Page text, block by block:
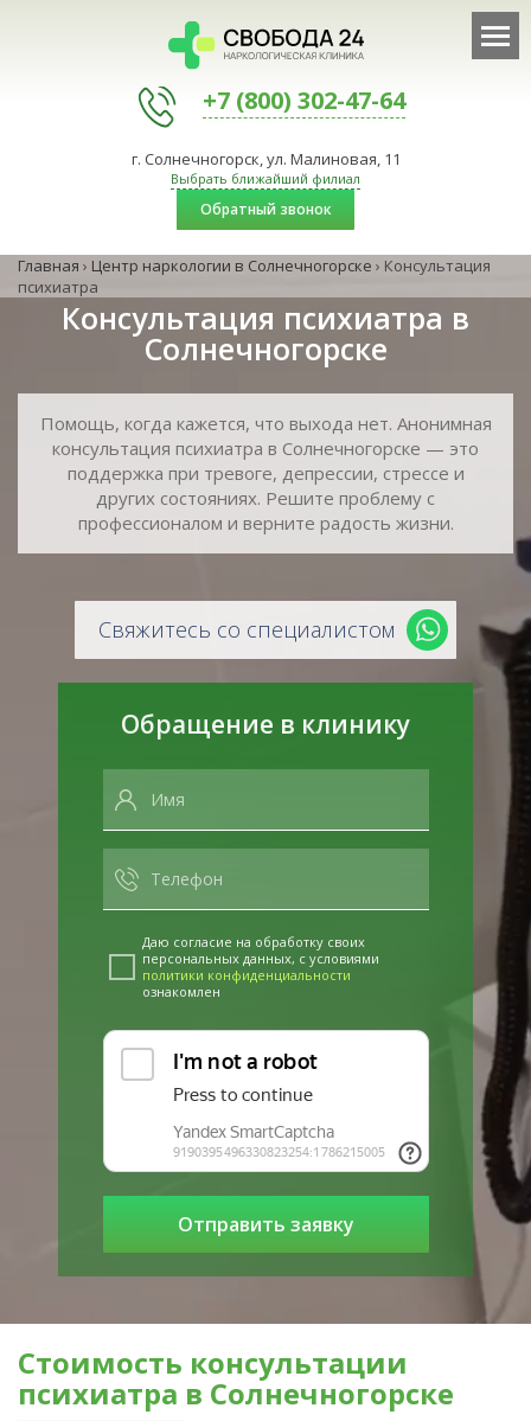
+7 (800) 302-47-64
г. Солнечногорск, ул. Малиновая, 11
Выбрать ближайший филиал
Обратный звонок
Главная › Центр наркологии в Солнечногорске › Консультация
психиатра
Консультация психиатра в
Солнечногорске
Помощь, когда кажется, что выхода нет. Анонимная
консультация психиатра в Солнечногорске — это
поддержка при тревоге, депрессии, стрессе и
других состояниях. Решите проблему с
профессионалом и верните радость жизни.
Свяжитесь со специалистом
Обращение в клинику
Даю согласие на обработку своих
персональных данных, с условиями
политики конфиденциальности
ознакомлен
Стоимость консультации
психиатра в Солнечногорске